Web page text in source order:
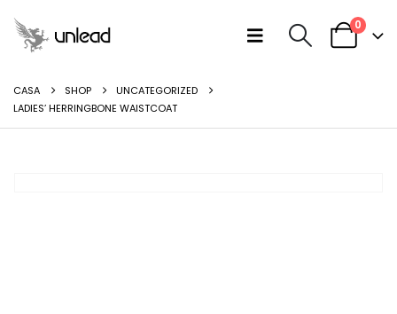
0
CASA SHOP
UNCATEGORIZED
LADIES’ HERRINGBONE WAISTCOAT